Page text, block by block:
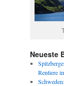
Neueste
Rentiere